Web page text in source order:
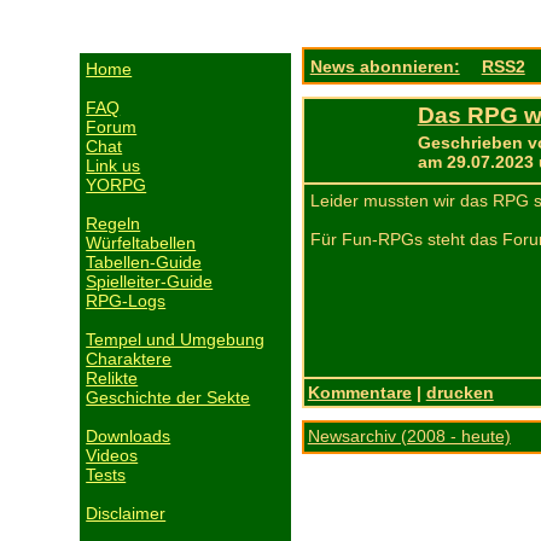
Home
FAQ
Forum
Chat
Link us
YORPG
Regeln
Würfeltabellen
Tabellen-Guide
Spielleiter-Guide
RPG-Logs
Tempel und Umgebung
Charaktere
Relikte
Geschichte der Sekte
Downloads
Videos
Tests
Disclaimer
News abonnieren: RSS2
Das RPG
Geschrieben
am 29.07.2023
Leider mussten wir das RPG
Für Fun-RPGs steht das
Kommentare| drucken
Newsarchiv (2008 - heute)